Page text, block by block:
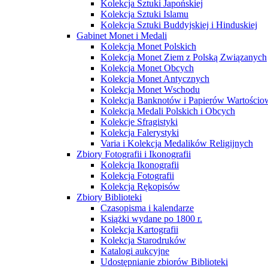
Kolekcja Sztuki Japońskiej
Kolekcja Sztuki Islamu
Kolekcja Sztuki Buddyjskiej i Hinduskiej
Gabinet Monet i Medali
Kolekcja Monet Polskich
Kolekcja Monet Ziem z Polską Związanych
Kolekcja Monet Obcych
Kolekcja Monet Antycznych
Kolekcja Monet Wschodu
Kolekcja Banknotów i Papierów
Kolekcja Medali Polskich i Obcych
Kolekcje Sfragistyki
Kolekcja Falerystyki
Varia i Kolekcja Medalików Religijnych
Zbiory Fotografii i Ikonografii
Kolekcja Ikonografii
Kolekcja Fotografii
Kolekcja Rękopisów
Zbiory Biblioteki
Czasopisma i kalendarze
Książki wydane po 1800 r.
Kolekcja Kartografii
Kolekcja Starodruków
Katalogi aukcyjne
Udostępnianie zbiorów Biblioteki